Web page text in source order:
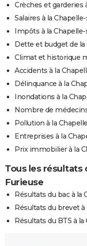
Crèches et garderies
Salaires à la
Impôts à la
Dette et budget de
Climat et historique
Accidents à la
Délinquance à la
Inondations à la
Nombre de
Pollution à la
Entreprises à la
Prix immobilier à la
Tous les résultats
Furieuse
Résultats du bac à la
Résultats du brevet
Résultats du BTS à